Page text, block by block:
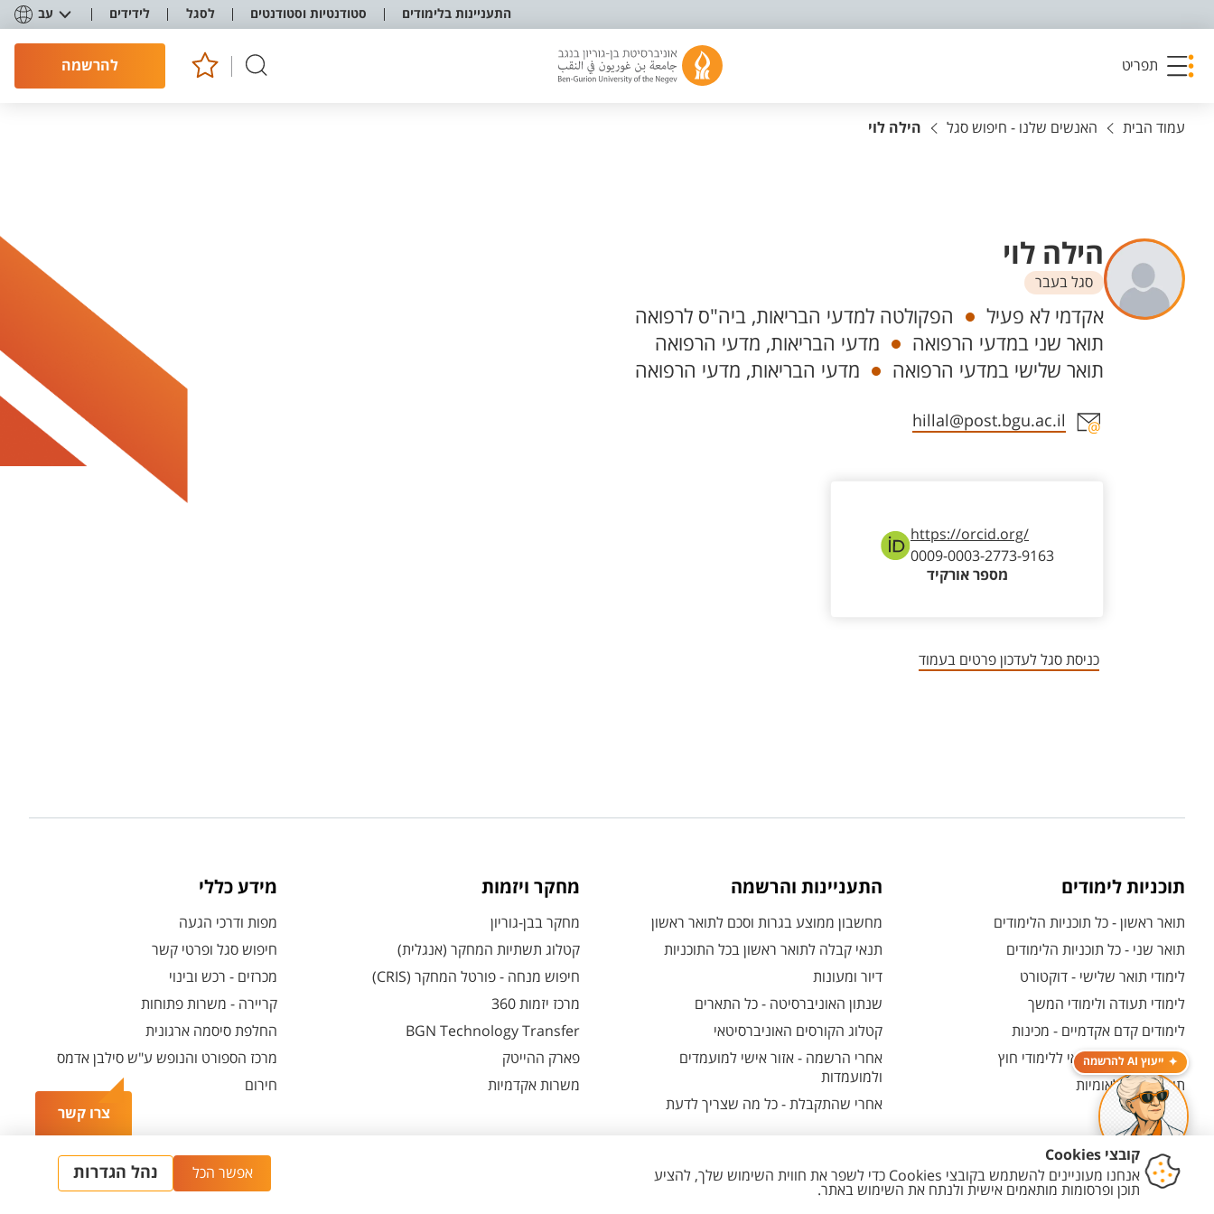
התעניינות בלימודים סטודנטיות וסטודנטים לסגל לידידים עב
תפריט להרשמה
צרו קשר
ייעוץ AI להרשמה
עמוד הבית האנשים שלנו - חיפוש סגל הילה לוי
הילה לוי
סגל בעבר
יחידות
אקדמי לא פעיל
הפקולטה למדעי הבריאות, ביה"ס לרפואה
תואר שני במדעי הרפואה
מדעי הבריאות, מדעי הרפואה
תואר שלישי במדעי הרפואה
מדעי הבריאות, מדעי הרפואה
אזור צור קשר עם איש הסגל
hillal@post.bgu.ac.il
https://orcid.org/
0009-0003-2773-9163
מספר אורקיד
כניסת סגל לעדכון פרטים בעמוד
תוכניות לימודים
תואר ראשון - כל תוכניות הלימודים
תואר שני - כל תוכניות הלימודים
לימודי תואר שלישי - דוקטורט
לימודי תעודה ולימודי המשך
לימודים קדם אקדמיים - מכינות
המרכז האוניברסיטאי ללימודי חוץ
תוכניות בין-לאומיות
התעניינות והרשמה
מחשבון ממוצע בגרות וסכם לתואר ראשון
תנאי קבלה לתואר ראשון בכל התוכניות
דיור ומעונות
שנתון האוניברסיטה - כל התארים
קטלוג הקורסים האוניברסיטאי
אחרי הרשמה - אזור אישי למועמדים
ולמועמדות
אחרי שהתקבלת - כל מה שצריך לדעת
מחקר ויזמות
מחקר בבן-גוריון
קטלוג תשתיות המחקר (אנגלית)
חיפוש מנחה - פורטל המחקר (CRIS)
מרכז יזמות 360
BGN Technology Transfer
פארק ההייטק
משרות אקדמיות
מידע כללי
מפות ודרכי הגעה
חיפוש סגל ופרטי קשר
מכרזים - רכש ובינוי
קריירה - משרות פתוחות
החלפת סיסמה ארגונית
מרכז הספורט והנופש ע"ש סילבן אדמס
חירום